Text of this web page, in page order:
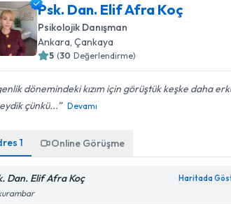
Psk. Dan. Elif Afra Koç
Psikolojik Danışman
Ankara, Çankaya
5 (30 Değerlendirme)
dönemindeki kızım için görüştük keşke daha
çünkü...
Devamı
1 Online Görüşme
Dan. Elif Afra Koç Haritada